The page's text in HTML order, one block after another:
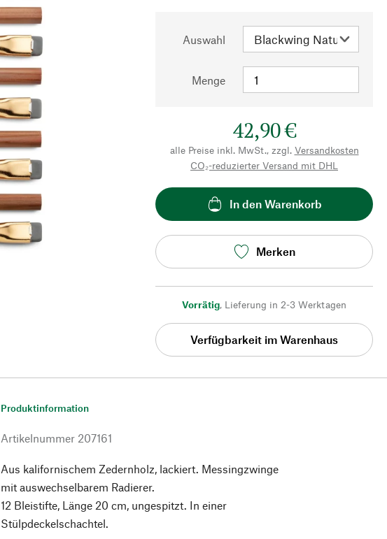
Auswahl
Menge
42,90 €
alle Preise inkl. MwSt., zzgl. Versandkosten
CO₂-reduzierter Versand mit DHL
In den Warenkorb
Merken
Vorrätig, Lieferung in 2-3 Werktagen
Verfügbarkeit im Warenhaus
Produktinformation
Artikelnummer 207161
Aus kalifornischem Zedernholz, lackiert. Messingzwinge
mit auswechselbarem Radierer.
12 Bleistifte, Länge 20 cm, ungespitzt. In einer
Stülpdeckelschachtel.